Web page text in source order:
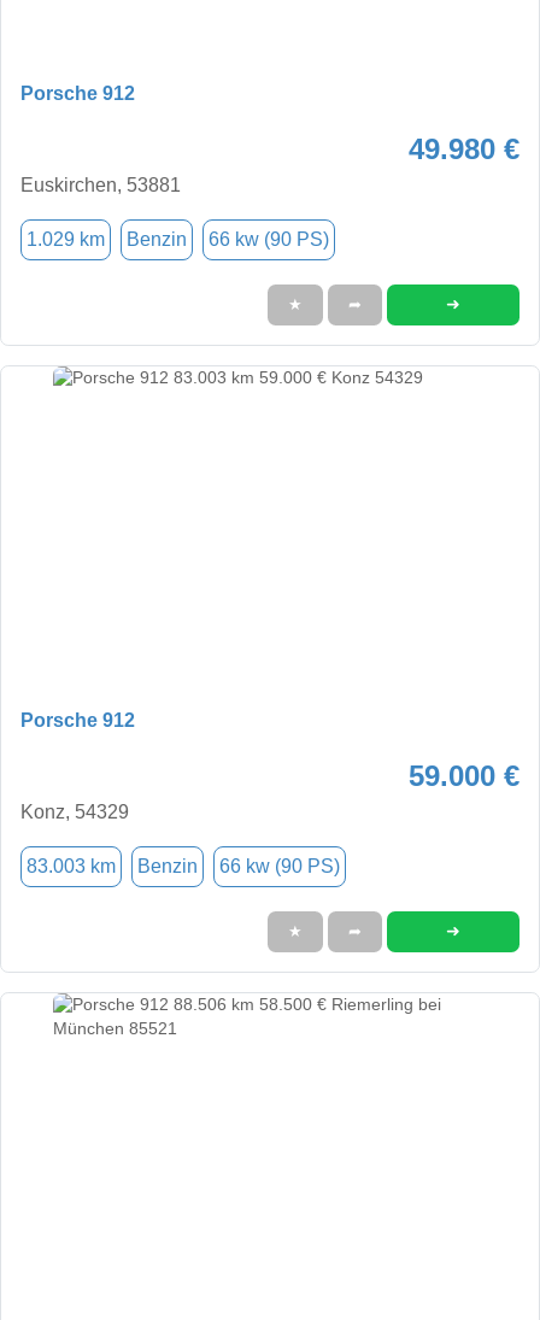
Porsche 912
49.980 €
Euskirchen, 53881
1.029 km Benzin 66 kw (90 PS)
★ ➦ ➜
Porsche 912
59.000 €
Konz, 54329
83.003 km Benzin 66 kw (90 PS)
★ ➦ ➜